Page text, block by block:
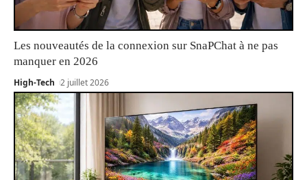
Les nouveautés de la connexion sur SnaPChat à ne pas
manquer en 2026
High-Tech 2 juillet 2026